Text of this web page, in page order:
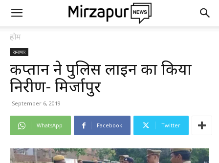
होम
समाचार
कप्तान ने पुलिस लाइन का किया
निरीक्षण- मिर्जापुर
September 6, 2019
WhatsApp Facebook Twitter